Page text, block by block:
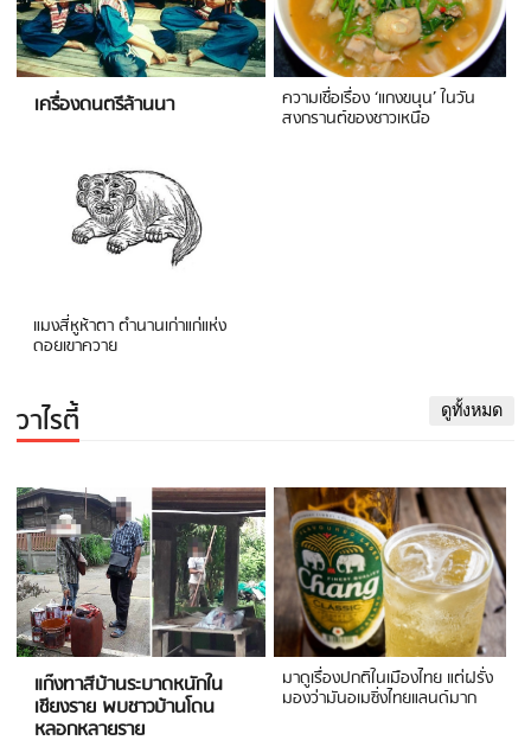
เครื่องดนตรีล้านนา ความเชื่อเรื่อง ‘แกงขนุน’ ในวัน
สงกรานต์ของชาวเหนือ
แมงสี่หูห้าตา ตำนานเก่าแก่แห่ง
ดอยเขาควาย
วาไรตี้ ดูทั้งหมด
แก๊งทาสีบ้านระบาดหนักใน
เชียงราย พบชาวบ้านโดน
หลอกหลายราย
มาดูเรื่องปกติในเมืองไทย แต่ฝรั่ง
มองว่ามันอเมซิ่งไทยแลนด์มาก